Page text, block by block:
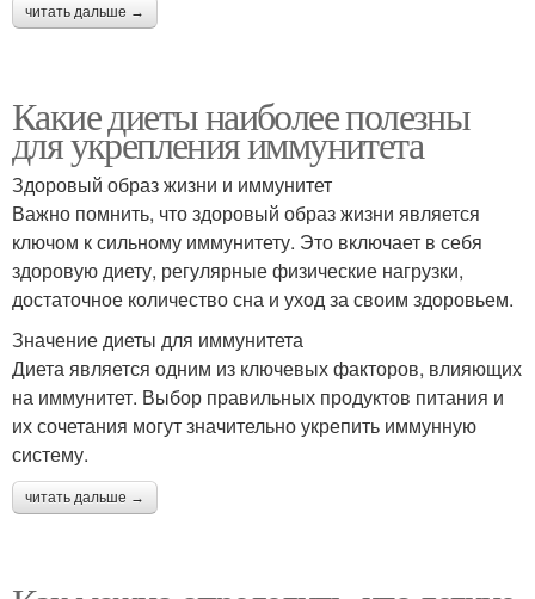
читать дальше →
Какие диеты наиболее полезны
для укрепления иммунитета
Здоровый образ жизни и иммунитет
Важно помнить, что здоровый образ жизни является
ключом к сильному иммунитету. Это включает в себя
здоровую диету, регулярные физические нагрузки,
достаточное количество сна и уход за своим здоровьем.
Значение диеты для иммунитета
Диета является одним из ключевых факторов, влияющих
на иммунитет. Выбор правильных продуктов питания и
их сочетания могут значительно укрепить иммунную
систему.
читать дальше →